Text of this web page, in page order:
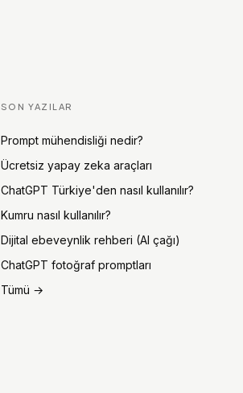
SON YAZILAR
Prompt mühendisliği nedir?
Ücretsiz yapay zeka araçları
ChatGPT Türkiye'den nasıl kullanılır?
Kumru nasıl kullanılır?
Dijital ebeveynlik rehberi (AI çağı)
ChatGPT fotoğraf promptları
Tümü →